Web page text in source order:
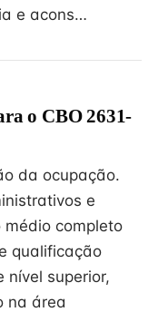
e acons…
o CBO 2631-
da ocupação.
e
médio completo
qualificação
nível superior,
na área